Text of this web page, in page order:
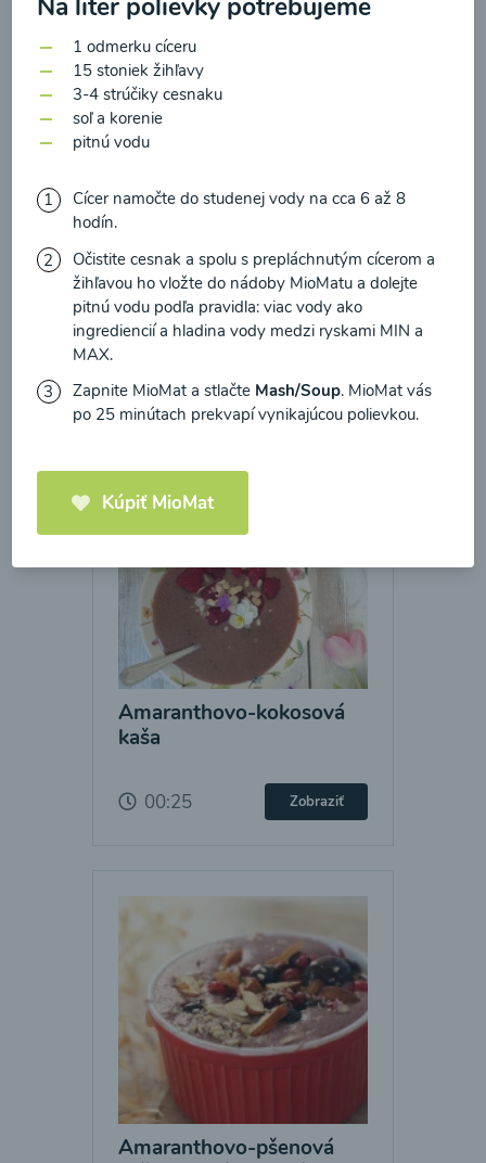
Brokolicové cappuccino
00:25
Načítať ďalšie
Kaše
Amaranthovo-kokosová
kaša
00:25 Zobraziť
Amaranthovo-pšenová
Na liter polievky potrebujeme
1 odmerku cíceru
15 stoniek žihľavy
3-4 strúčiky cesnaku
soľ a korenie
pitnú vodu
Cícer namočte do studenej vody na cca 6 až 8
hodín.
Očistite cesnak a spolu s prepláchnutým cícerom a
žihľavou ho vložte do nádoby MioMatu a dolejte
pitnú vodu podľa pravidla: viac vody ako
ingrediencií a hladina vody medzi ryskami MIN a
MAX.
Zapnite MioMat a stlačte Mash/Soup. MioMat vás
po 25 minútach prekvapí vynikajúcou polievkou.
Kúpiť MioMat
prečítal(a)
informácie o Ochrane osobných
údajova súhlasím s nimi.